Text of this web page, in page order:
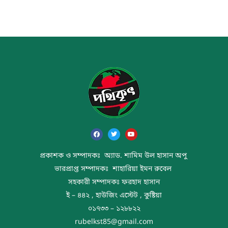
প্রকাশক ও সম্পাদকঃ অ্যাড. শামিম উল হাসান অপু
ভারপ্রাপ্ত সম্পাদকঃ শাহারিয়া ইমন রুবেল
সহকারী সম্পাদকঃ ফরহাদ হাসান
ই – ৪৪২ , হাউজিং এস্টেট , কুষ্টিয়া
০১৭৩৩ – ১২৮৮২২
rubelkst85@gmail.com